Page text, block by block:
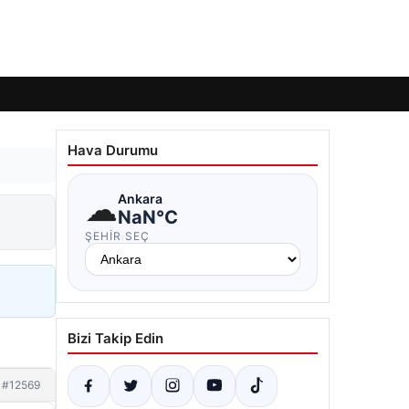
#12569
Hava Durumu
☁Ankara
NaN°C
ŞEHIR SEÇ
Bizi Takip Edin